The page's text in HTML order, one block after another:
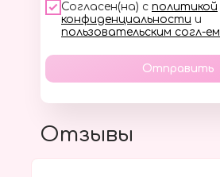
Согласен(на) с политикой
конфиденциальности и
пользовательским согл-ем
Отправить
Отзывы